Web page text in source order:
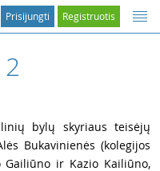
Registruotis
Prisijungti
bylų skyriaus teisėjų
Bukavinienės (kolegijos
ir Kazio Kailiūno,